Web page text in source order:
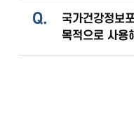
Q.
국가건강정보
목적으로 사용